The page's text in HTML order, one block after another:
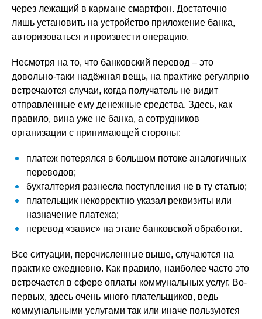
через лежащий в кармане смартфон. Достаточно
лишь установить на устройство приложение банка,
авторизоваться и произвести операцию.
Несмотря на то, что банковский перевод – это
довольно-таки надёжная вещь, на практике регулярно
встречаются случаи, когда получатель не видит
отправленные ему денежные средства. Здесь, как
правило, вина уже не банка, а сотрудников
организации с принимающей стороны:
платеж потерялся в большом потоке аналогичных
переводов;
бухгалтерия разнесла поступления не в ту статью;
плательщик некорректно указал реквизиты или
назначение платежа;
перевод «завис» на этапе банковской обработки.
Все ситуации, перечисленные выше, случаются на
практике ежедневно. Как правило, наиболее часто это
встречается в сфере оплаты коммунальных услуг. Во-
первых, здесь очень много плательщиков, ведь
коммунальными услугами так или иначе пользуются